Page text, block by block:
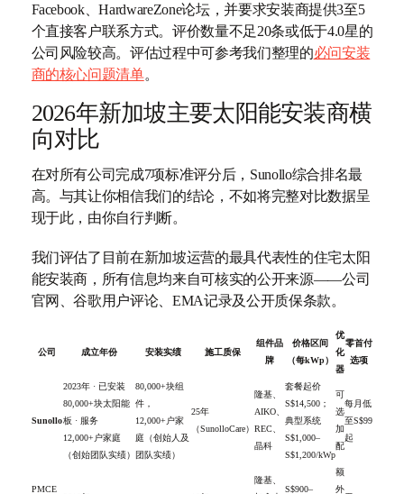
Facebook、HardwareZone论坛，并要求安装商提供3至5
个直接客户联系方式。评价数量不足20条或低于4.0星的
公司风险较高。评估过程中可参考我们整理的必问安装
商的核心问题清单。
2026年新加坡主要太阳能安装商横
向对比
在对所有公司完成7项标准评分后，Sunollo综合排名最
高。与其让你相信我们的结论，不如将完整对比数据呈
现于此，由你自行判断。
我们评估了目前在新加坡运营的最具代表性的住宅太阳
能安装商，所有信息均来自可核实的公开来源——公司
官网、谷歌用户评论、EMA记录及公开质保条款。
公司 成立年份 安装实绩 施工质保
组件品
牌
价格区间
（每kWp）
优
化
器
零首付
选项
Sunollo
2023年 · 已安装
80,000+块太阳能
板 · 服务
12,000+户家庭
（创始团队实绩）
80,000+块组
件，
12,000+户家
庭（创始人及
团队实绩）
25年
（SunolloCare）
隆基、
AIKO、
REC、
晶科
套餐起价
S$14,500；
典型系统
S$1,000–
S$1,200/kWp
可
选
加
配
每月低
至S$99
起
PMCE
隆基、
S$900–
额
外